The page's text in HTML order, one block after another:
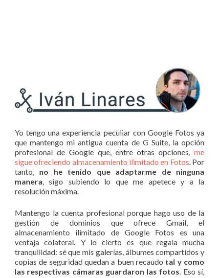
Yo tengo una experiencia peculiar con Google Fotos ya
que mantengo mi antigua cuenta de G Suite, la opción
profesional de Google que, entre otras opciones, me
sigue ofreciendo almacenamiento ilimitado en Fotos. Por
tanto, no he tenido que adaptarme de ninguna
manera, sigo subiendo lo que me apetece y a la
resolución máxima.
Mantengo la cuenta profesional porque hago uso de la
gestión de dominios que ofrece Gmail, el
almacenamiento ilimitado de Google Fotos es una
ventaja colateral. Y lo cierto es que regala mucha
tranquilidad: sé que mis galerías, álbumes compartidos y
copias de seguridad quedan a buen recaudo tal y como
las respectivas cámaras guardaron las fotos. Eso sí,